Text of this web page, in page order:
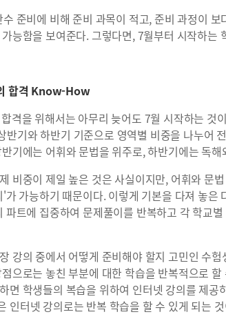
준비에 비해 준비 과목이 적고, 준비 과정이
능함을 보여준다. 그렇다면, 7월부터 시작하는
합격 Know-How
격을 위해서는 아무리 늦어도 7월 시작하는 것
반기와 하반기 기준으로 영역별 비중을 나누어
기에는 어휘와 문법을 위주로, 하반기에는 독
비중이 제일 높은 것은 사실이지만, 어휘와 문
가능하기 때문이다. 이렇게 기본을 다져 놓은
파트에 집중하여 문제풀이를 반복하고 각 학교
강의 중에서 어떻게 준비해야 할지 고민인 수
으로는 놓친 부분에 대한 학습을 반복적으로
면 학생들의 복습을 위하여 인터넷 강의를 제공
인터넷 강의로는 반복 학습을 할 수 있게 되는